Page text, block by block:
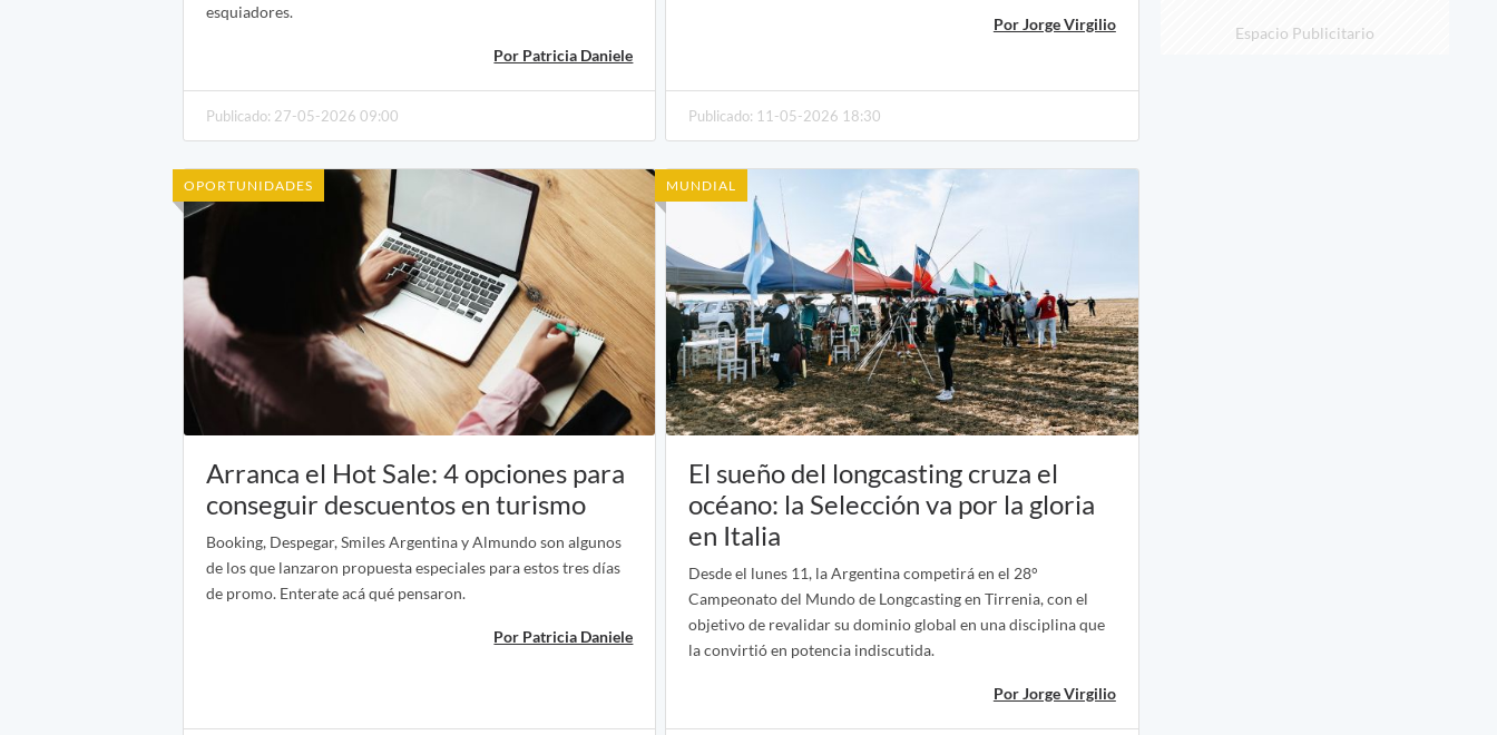
esquiadores.
Por Patricia Daniele
Publicado: 27-05-2026 09:00
Por Jorge Virgilio
Publicado: 11-05-2026 18:30
OPORTUNIDADES
Arranca el Hot Sale: 4 opciones para
conseguir descuentos en turismo
Booking, Despegar, Smiles Argentina y Almundo son algunos
de los que lanzaron propuesta especiales para estos tres días
de promo. Enterate acá qué pensaron.
Por Patricia Daniele
MUNDIAL
El sueño del longcasting cruza el
océano: la Selección va por la gloria
en Italia
Desde el lunes 11, la Argentina competirá en el 28°
Campeonato del Mundo de Longcasting en Tirrenia, con el
objetivo de revalidar su dominio global en una disciplina que
la convirtió en potencia indiscutida.
Por Jorge Virgilio
Espacio Publicitario